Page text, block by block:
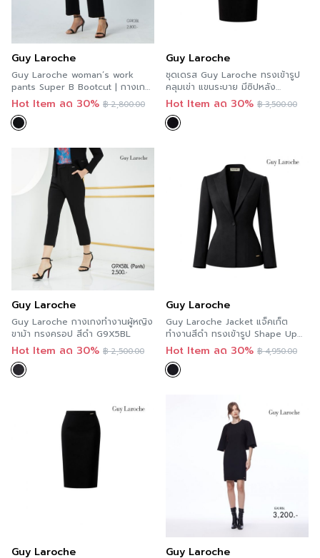
Guy Laroche
Guy Laroche woman’s work
pants Super B Bootcut | กางเกง
ทำงานผู้หญิง ขาม้า สีดำ G9R3BL
Hot Item ลด 30% ฿2,800.00
Guy Laroche
ชุดเดรส Guy Laroche ทรงเข้ารูป
คลุมเข่า แขนระบาย มีซิปหลัง
G9XGBL
Hot Item ลด 30% ฿3,500.00
Guy Laroche
Guy Laroche กางเกงทำงานผู้หญิง
ขาม้า ทรงครอป สีดำ G9X5BL
Hot Item ลด 30% ฿2,500.00
Guy Laroche
Guy Laroche Jacket แจ็คเก็ต
ทำงานสีดำ ทรงเข้ารูป Shape Up
Basic Jacket G9X9BL
Hot Item ลด 30% ฿4,950.00
Guy Laroche Guy Laroche